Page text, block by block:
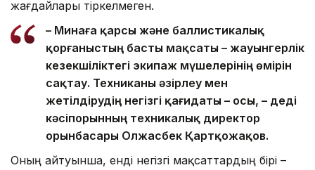
жағдайлары тіркелмеген.
– Минаға қарсы және баллистикалық
қорғаныстың басты мақсаты – жауынгерлік
кезекшіліктегі экипаж мүшелерінің өмірін
сақтау. Техниканы әзірлеу мен
жетілдірудің негізгі қағидаты – осы, – деді
кәсіпорынның техникалық директор
орынбасары Олжасбек Қартқожақов.
Оның айтуынша, енді негізгі мақсаттардың бірі –